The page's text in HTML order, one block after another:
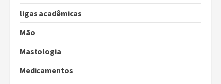
ligas acadêmicas
Mão
Mastologia
Medicamentos